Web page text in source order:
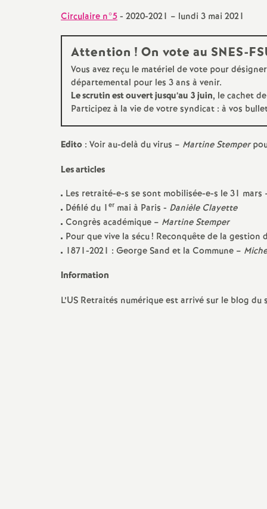
t
i
l
Assistants d’éducation
AESH
formation
partiels
rémunérations
action sociale
fin de carrière
Circulaire n°5- 2020-2021 – lundi 3 mai 2021
Attention ! On vote au SNES-
Vous avez reçu le matériel de vote pour
départemental pour les 3 ans à venir.
Le scrutin est ouvert jusqu’au 3 juin, le cachet
Participez à la vie de votre syndicat : à vos
Edito : Voir au-delà du virus – Martine Stemper
Les articles
Les retraité-e-s se sont mobilisée-e-s le 31 mars
Défilé du 1er mai à Paris - Danièle Clayette
Congrès académique – Martine Stemper
Pour que vive la sécu! Reconquête de la gestion
1871-2021 : George Sand et la Commune –
Information
L’US Retraités numérique est arrivé sur le blog